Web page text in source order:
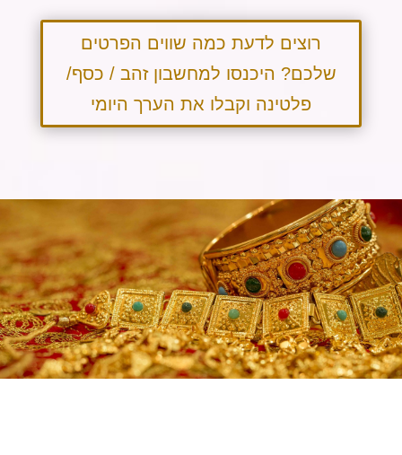
רוצים לדעת כמה שווים הפרטים
שלכם? היכנסו למחשבון זהב / כסף/
פלטינה וקבלו את הערך היומי